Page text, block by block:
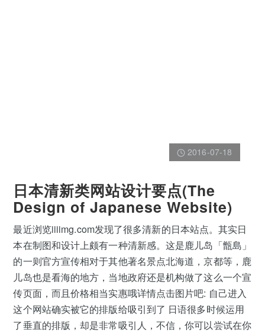
2016-07-18
日本清新类网站设计要点(The
Design of Japanese Website)
最近浏览iiiimg.com发现了很多清新的日本站点。其实日
本在制图和设计上颇有一种清新感。这是鹿儿岛「甑島」
的一则官方宣传相对于其他著名景点北海道，京都等，鹿
儿岛也是看海的地方，当地政府还是机构做了这么一个宣
传页面，而且价格相当实惠哦详情点击图片吧: 自己进入
这个网站确实被它的排版给吸引到了 日语很多时候运用
了垂直的排版，却是非常吸引人，不信，你可以尝试在你